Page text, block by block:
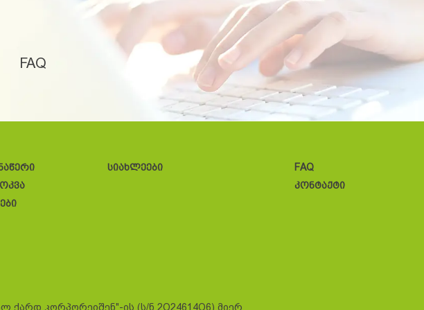
FAQ
სიახლეები
FAQ
კონტაქტი
ქარდ კორპორეიშენ"-ის (ს/ნ 2O24614O6) მიერ